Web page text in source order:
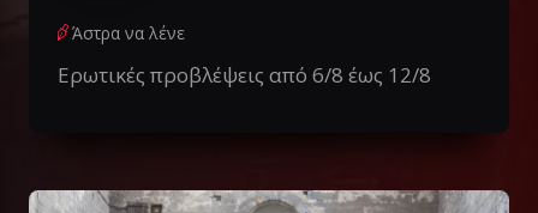
Άστρα να λένε
Ερωτικές προβλέψεις από 6/8 έως 12/8